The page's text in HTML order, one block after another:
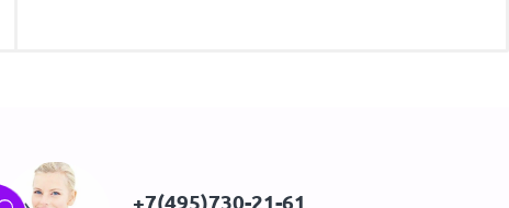
+7(495)730-21-61